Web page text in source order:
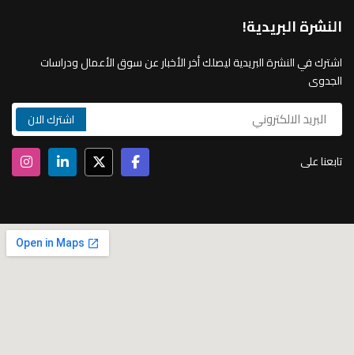
النشرة البريدية!
اشترك في النشرة البريدية ليصلك أخر الأخبار عن سوق الأعمال ودراسات
الجدوى
تابعنا على